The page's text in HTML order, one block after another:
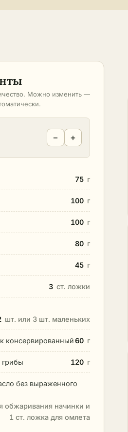
Можно изменить —
− +
75 г
100 г
100 г
80 г
45 г
3 ст. ложки
шт. или 3 шт. маленьких
консервированный60 г
грибы 120 г
без выраженного
обжаривания начинки и
1 ст. ложка для омлета